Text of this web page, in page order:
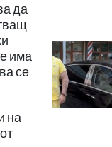
да
има
се
на